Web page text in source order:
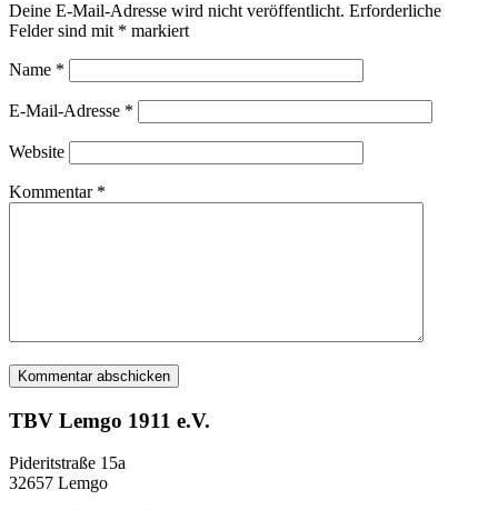
Deine E-Mail-Adresse wird nicht veröffentlicht. Erforderliche
Felder sind mit * markiert
Name *
E-Mail-Adresse *
Website
Kommentar *
TBV Lemgo 1911 e.V.
Pideritstraße 15a
32657 Lemgo